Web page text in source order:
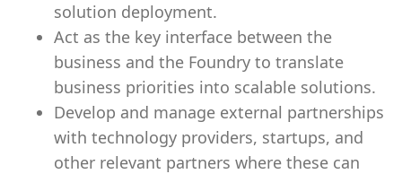
solution deployment.
Act as the key interface between the
business and the Foundry to translate
business priorities into scalable solutions.
Develop and manage external partnerships
with technology providers, startups, and
other relevant partners where these can